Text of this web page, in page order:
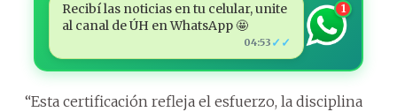
Recibí las noticias en tu celular, unite
al canal de ÚH en WhatsApp 🤩
04:53 ✓✓
1
“Esta certificación refleja el esfuerzo, la disciplina